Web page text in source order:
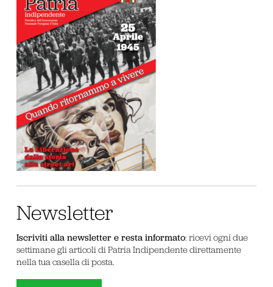
Newsletter
Iscriviti alla newsletter e resta informato: ricevi ogni due
settimane gli articoli di Patria Indipendente direttamente
nella tua casella di posta.